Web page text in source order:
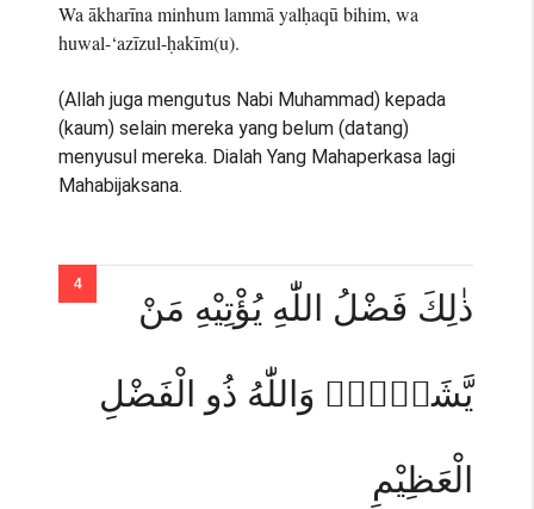
Wa ākharīna minhum lammā yalḥaqū bihim, wa
huwal-‘azīzul-ḥakīm(u).
(Allah juga mengutus Nabi Muhammad) kepada
(kaum) selain mereka yang belum (datang)
menyusul mereka. Dialah Yang Mahaperkasa lagi
Mahabijaksana.
ذٰلِكَ فَضْلُ اللّٰهِ يُؤْتِيْهِ مَنْ
يَّشَاۤءُۗ وَاللّٰهُ ذُو الْفَضْلِ
الْعَظِيْمِ